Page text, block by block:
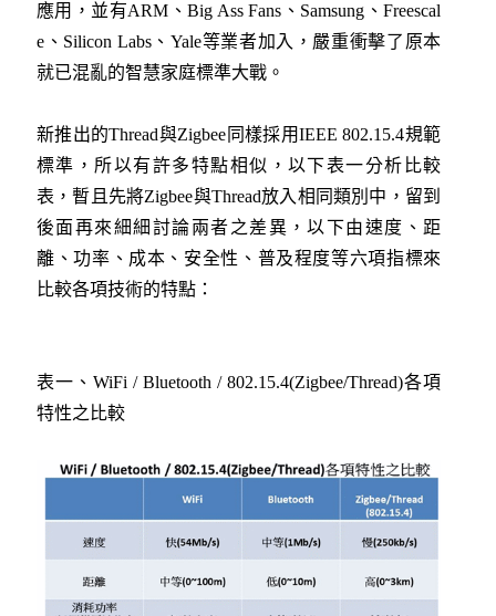
應用，並有ARM、Big Ass Fans、Samsung、Freescal
e、Silicon Labs、Yale等業者加入，嚴重衝擊了原本
就已混亂的智慧家庭標準大戰。
新推出的Thread與Zigbee同樣採用IEEE 802.15.4規範
標準，所以有許多特點相似，以下表一分析比較
表，暫且先將Zigbee與Thread放入相同類別中，留到
後面再來細細討論兩者之差異，以下由速度、距
離、功率、成本、安全性、普及程度等六項指標來
比較各項技術的特點：
表一、WiFi / Bluetooth / 802.15.4(Zigbee/Thread)各項
特性之比較